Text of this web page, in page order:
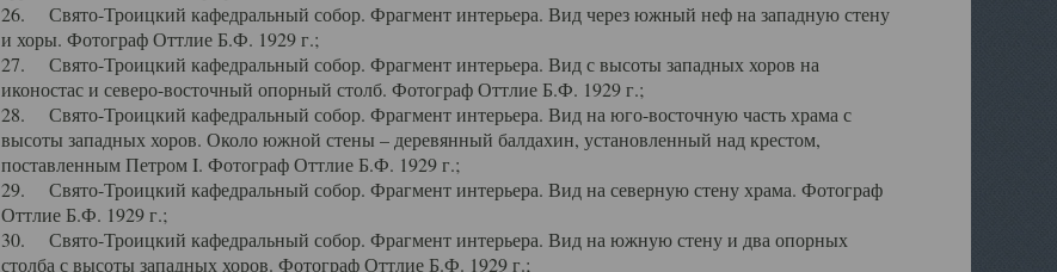
26. Свято-Троицкий кафедральный собор. Фрагмент интерьера. Вид через южный неф на западную стену
и хоры. Фотограф Оттлие Б.Ф. 1929 г.;
27. Свято-Троицкий кафедральный собор. Фрагмент интерьера. Вид с высоты западных хоров на
иконостас и северо-восточный опорный столб. Фотограф Оттлие Б.Ф. 1929 г.;
28. Свято-Троицкий кафедральный собор. Фрагмент интерьера. Вид на юго-восточную часть храма с
высоты западных хоров. Около южной стены – деревянный балдахин, установленный над крестом,
поставленным Петром I. Фотограф Оттлие Б.Ф. 1929 г.;
29. Свято-Троицкий кафедральный собор. Фрагмент интерьера. Вид на северную стену храма. Фотограф
Оттлие Б.Ф. 1929 г.;
30. Свято-Троицкий кафедральный собор. Фрагмент интерьера. Вид на южную стену и два опорных
столба с высоты западных хоров. Фотограф Оттлие Б.Ф. 1929 г.;